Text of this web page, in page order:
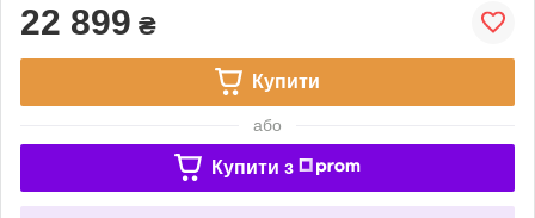
22 899 ₴
Купити
або
Купити з